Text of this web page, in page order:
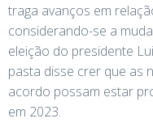
traga avanços em
considerando-se a
eleição do presidente
pasta disse crer que as
acordo possam estar
em 2023.